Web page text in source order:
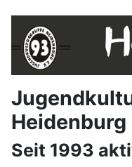
Heidenburg
Seit 1993